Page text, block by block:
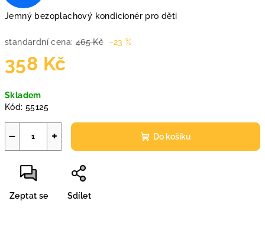
Jemný bezoplachový kondicionér pro děti
standardní cena: 465 Kč –23 %
358 Kč
cena:
Skladem
Kód: 55125
+
− Do košíku
Zeptat se Sdílet